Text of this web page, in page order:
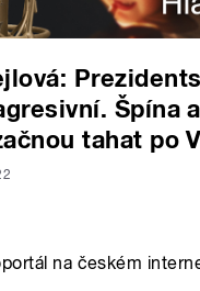
Špína
tahat po
na českém